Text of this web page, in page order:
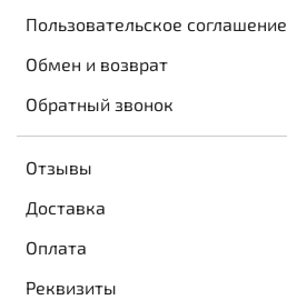
Пользовательское соглашение
Обмен и возврат
Обратный звонок
Отзывы
Доставка
Оплата
Реквизиты